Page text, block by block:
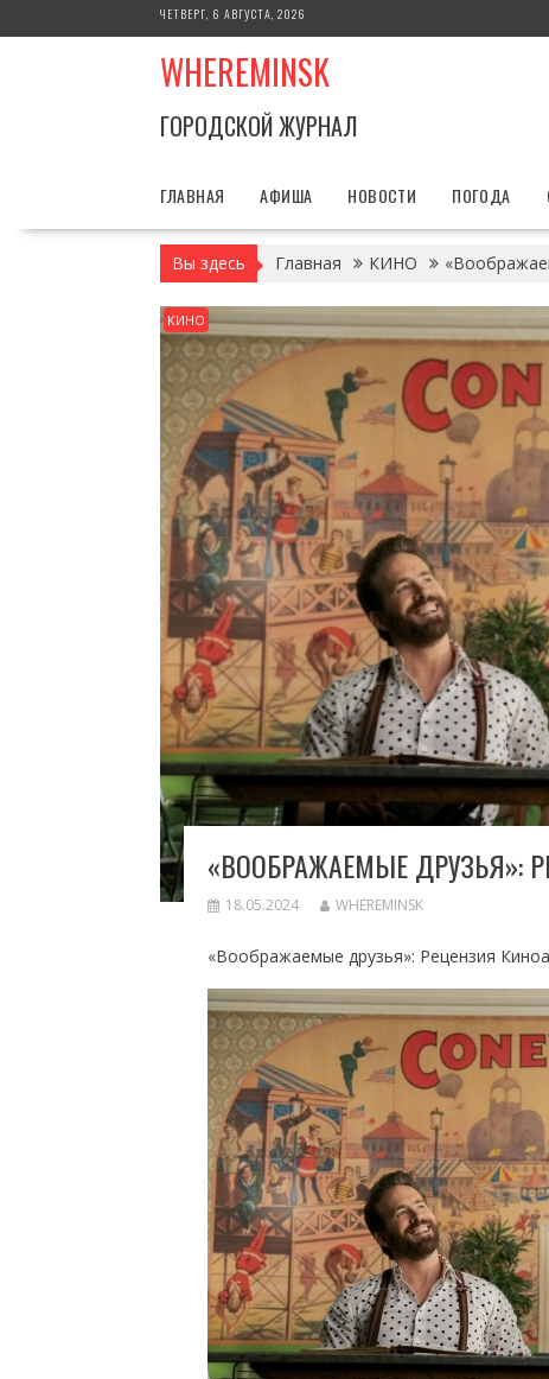
к
ЧЕТВЕРГ, 6 АВГУСТА, 2026
WHEREMINSK
ГОРОДСКОЙ ЖУРНАЛ
ГЛАВНАЯ АФИША НОВОСТИ ПОГОДА
Вы здесь Главная КИНО
КИНО
«ВООБРАЖАЕМЫЕ ДРУЗЬЯ»:
18.05.2024 WHEREMINSK
«Воображаемые друзья»: Рецензия